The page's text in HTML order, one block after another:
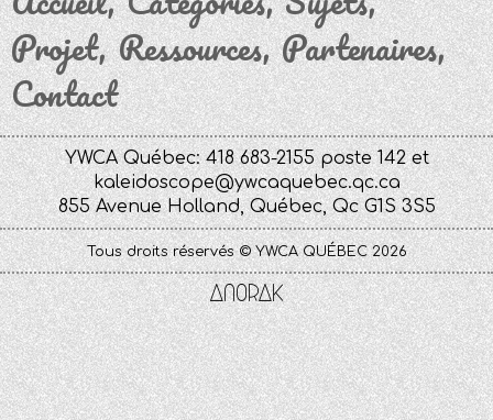
Projet Ressources Partenaires
Contact
YWCA Québec: 418 683-2155 poste 142 et
kaleidoscope@ywcaquebec.qc.ca
855 Avenue Holland, Québec, Qc G1S 3S5
Tous droits réservés © YWCA QUÉBEC 2026
Anorak
Studio